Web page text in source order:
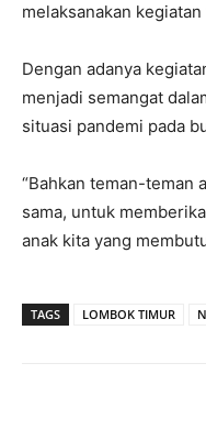
melaksanakan
Dengan adanya
menjadi semangat
situasi pandemi pada
“Bahkan teman-teman
sama, untuk
anak kita yang
TAGS LOMBOK TIMUR